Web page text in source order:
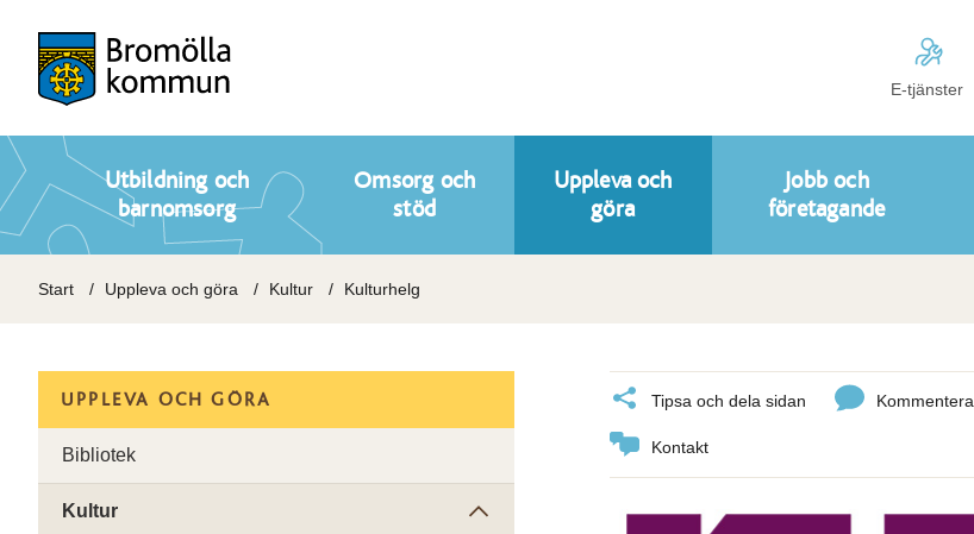
E-tjänster
Utbildning och
barnomsorg
Omsorg och
stöd
Uppleva och
göra
Jobb och
företagande
Start Uppleva och göra Kultur Kulturhelg
Tipsa och dela sidan Kommentera
Kontakt
UPPLEVA OCH GÖRA
Bibliotek
Kultur